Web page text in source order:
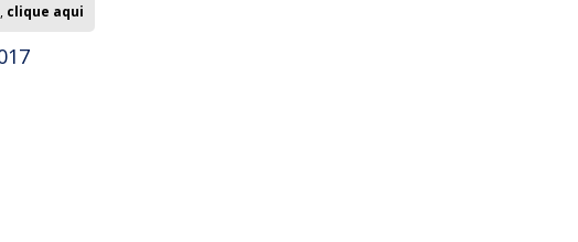
clique aqui